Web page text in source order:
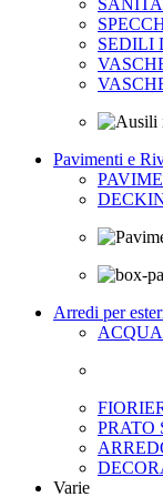
SEDILI
Pavimenti e
Arredi per
PRATO
Varie